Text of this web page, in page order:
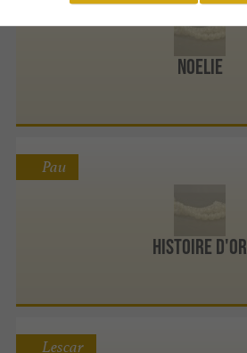
NOELIE
Histoire d'Or
Pau
Lescar